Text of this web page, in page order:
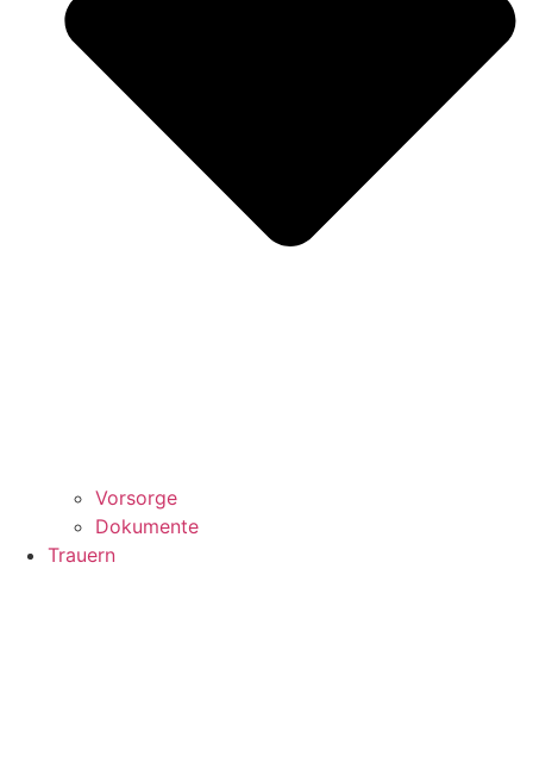
Vorsorge
Dokumente
Trauern